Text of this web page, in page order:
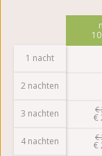
1 nacht
2 nachten
3 nachten
4 nachten
€
€
€
€